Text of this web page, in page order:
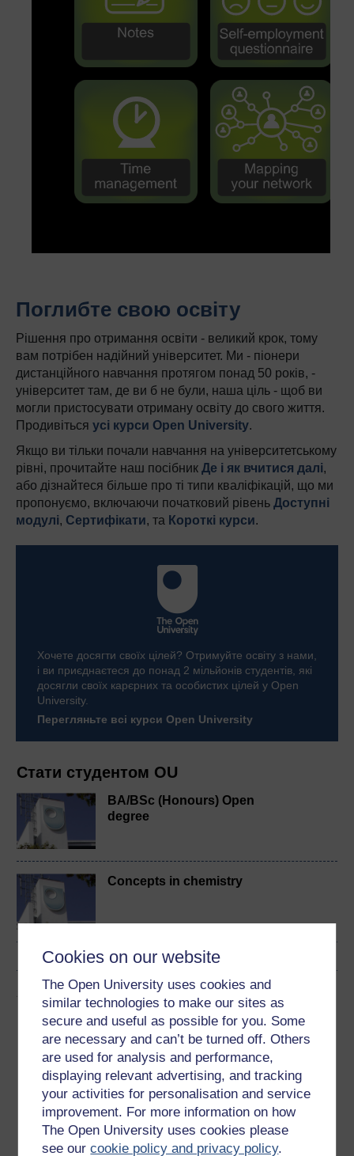
Cookies on our website
The Open University uses cookies and
similar technologies to make our sites as
secure and useful as possible for you. Some
are necessary and can’t be turned off. Others
are used for analysis and performance,
displaying relevant advertising, and tracking
your activities for personalisation and service
improvement. For more information on how
The Open University uses cookies please
see ourcookie policy and privacy policy.
Стати студентом OU
BA/BSc (Honours) Open
degree
Concepts in chemistry
Завантажте цей курс
Завантажте цей курс для використання без Інтернету
або для інших пристроїв
Word Kindle PDF Epub 2
Бачити більше форматів
Поглибте свою освіту
Рішення про отримання освіти - великий крок, тому
вам потрібен надійний університет. Ми - піонери
дистанційного навчання протягом понад 50 років, -
університет там, де ви б не були, наша ціль - щоб ви
могли пристосувати отриману освіту до свого життя.
Продивіться усі курси Open University.
Якщо ви тільки почали навчання на університетському
рівні, прочитайте наш посібник Де і як вчитися далі,
або дізнайтеся більше про ті типи кваліфікацій, що ми
пропонуємо, включаючи початковий рівень Доступні
модулі, Сертифікати, та Короткі курси.
Хочете досягти своїх цілей? Отримуйте освіту з нами,
і ви приєднаєтеся до понад 2 мільйонів студентів, які
досягли своїх карєрних та особистих цілей у Open
University.
Перегляньте всі курси Open University